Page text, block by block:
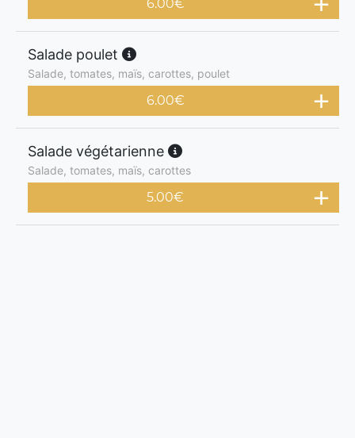
6.00€
Salade poulet
Salade, tomates, maïs, carottes, poulet
6.00€
Salade végétarienne
Salade, tomates, maïs, carottes
5.00€